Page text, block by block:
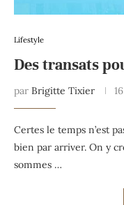
Lifestyle
Des transats
par Brigitte Tixier
Certes le temps n’est
bien par arriver. On y
sommes …